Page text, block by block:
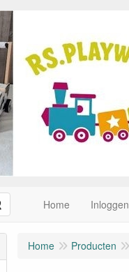
Zoeken Home Inloggen
Home Producten